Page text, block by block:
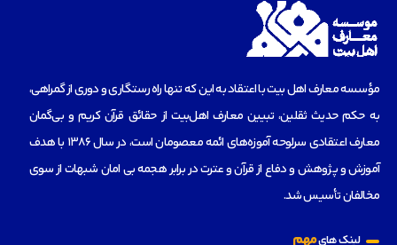
مؤسسه‌ معارف اهل بیت با اعتقاد به این که تنها راه رستگاری و دوری از گمراهی،
به حکم حدیث ثقلین، تبیین معارف اهل‌بیت از حقائق قرآن کریم و بی‌گمان
معارف اعتقادی سرلوحه آموزه‌های ائمه معصومان است، در سال 1386 با هدف
آموزش و پژوهش و دفاع از قرآن و عترت در برابر هجمه بی امان شبهات از سوی
مخالفان تأسیس شد.
لینک هایمهم